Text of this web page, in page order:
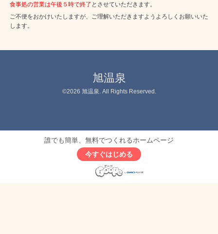
食事処の営業は午後５時で終了 とさせていただきます。
ご不便をおかけいたしますが、ご理解いただきますようよろしくお願いいた
します。
旭温泉
©2026 旭温泉 . All Rights Reserved.
誰でも簡単、無料でつくれるホームページ
今すぐはじめる